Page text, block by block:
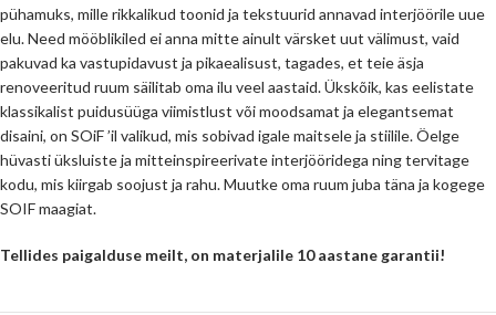
pühamuks, mille rikkalikud toonid ja tekstuurid annavad interjöörile uue
elu. Need mööblikiled ei anna mitte ainult värsket uut välimust, vaid
pakuvad ka vastupidavust ja pikaealisust, tagades, et teie äsja
renoveeritud ruum säilitab oma ilu veel aastaid. Ükskõik, kas eelistate
klassikalist puidusüüga viimistlust või moodsamat ja elegantsemat
disaini, on SOiF ’il valikud, mis sobivad igale maitsele ja stiilile. Öelge
hüvasti üksluiste ja mitteinspireerivate interjööridega ning tervitage
kodu, mis kiirgab soojust ja rahu. Muutke oma ruum juba täna ja kogege
SOIF maagiat.
Tellides paigalduse meilt, on materjalile 10 aastane garantii!